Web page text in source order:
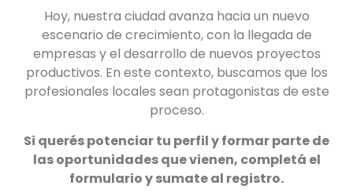
Hoy, nuestra ciudad avanza hacia un nuevo
escenario de crecimiento, con la llegada de
empresas y el desarrollo de nuevos proyectos
productivos. En este contexto, buscamos que los
profesionales locales sean protagonistas de este
proceso.
Si querés potenciar tu perfil y formar parte de
las oportunidades que vienen, completá el
formulario y sumate al registro.